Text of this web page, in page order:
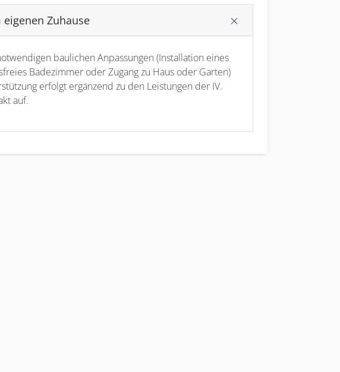
Zuhause
baulichen Anpassungen (Installation eines
Badezimmer oder Zugang zu Haus oder Garten)
erfolgt ergänzend zu den Leistungen der IV.
auf.